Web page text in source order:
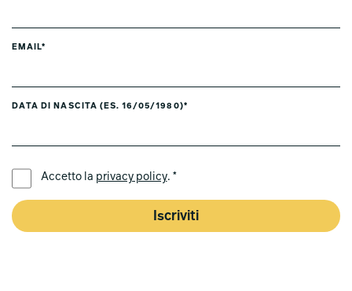
EMAIL*
DATA DI NASCITA (ES. 16/05/1980)*
Accetto la privacy policy. *
Iscriviti